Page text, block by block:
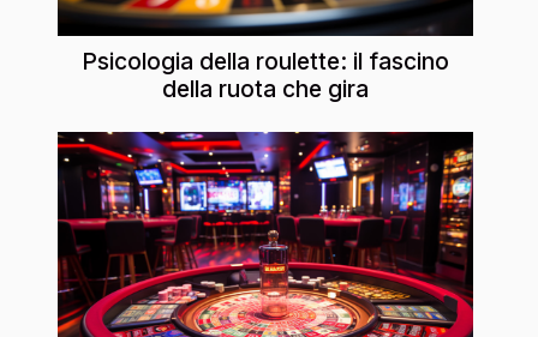
Psicologia della roulette: il fascino
della ruota che gira